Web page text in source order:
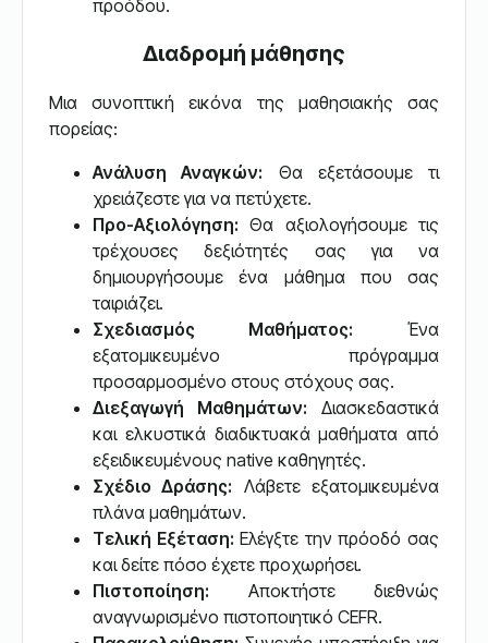
προόδου.
Διαδρομή μάθησης
Μια συνοπτική εικόνα της μαθησιακής σας
πορείας:
Ανάλυση Αναγκών: Θα εξετάσουμε τι
χρειάζεστε για να πετύχετε.
Προ-Αξιολόγηση: Θα αξιολογήσουμε τις
τρέχουσες δεξιότητές σας για να
δημιουργήσουμε ένα μάθημα που σας
ταιριάζει.
Σχεδιασμός Μαθήματος: Ένα
εξατομικευμένο πρόγραμμα
προσαρμοσμένο στους στόχους σας.
Διεξαγωγή Μαθημάτων: Διασκεδαστικά
και ελκυστικά διαδικτυακά μαθήματα από
εξειδικευμένους native καθηγητές.
Σχέδιο Δράσης: Λάβετε εξατομικευμένα
πλάνα μαθημάτων.
Τελική Εξέταση: Ελέγξτε την πρόοδό σας
και δείτε πόσο έχετε προχωρήσει.
Πιστοποίηση: Αποκτήστε διεθνώς
αναγνωρισμένο πιστοποιητικό CEFR.